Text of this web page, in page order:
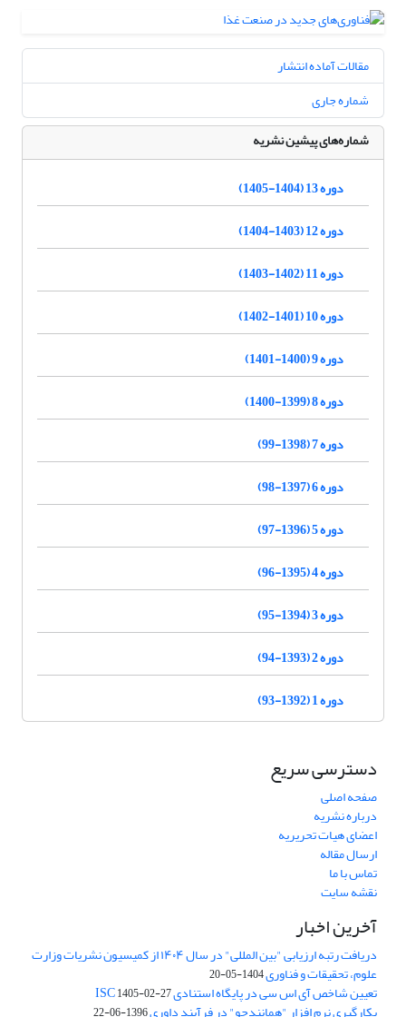
مقالات آماده انتشار
شماره جاری
شماره‌های پیشین نشریه
دوره 13 (1404-1405)
دوره 12 (1403-1404)
دوره 11 (1402-1403)
دوره 10 (1401-1402)
دوره 9 (1400-1401)
دوره 8 (1399-1400)
دوره 7 (1398-99)
دوره 6 (1397-98)
دوره 5 (1396-97)
دوره 4 (1395-96)
دوره 3 (1394-95)
دوره 2 (1393-94)
دوره 1 (1392-93)
دسترسی سریع
صفحه اصلی
درباره نشریه
اعضای هیات تحریریه
ارسال مقاله
تماس با ما
نقشه سایت
آخرین اخبار
دریافت رتبه ارزیابی "بین المللی" در سال ۱۴۰۴ از کمیسیون نشریات وزارت
علوم، تحقیقات و فناوری1404-05-20
تعیین شاخص آی اس سی در پایگاه استنادی ISC1405-02-27
بکارگیری نرم افزار "همانندجو" در فرآیند داوری1396-06-22